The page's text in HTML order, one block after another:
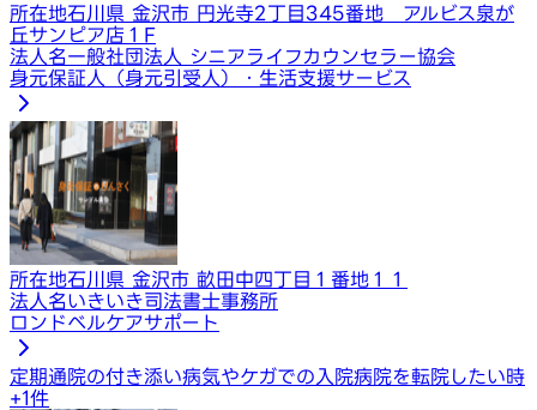
所在地石川県 金沢市 円光寺2丁目345番地 アルビス泉が
丘サンピア店１F
法人名一般社団法人 シニアライフカウンセラー協会
身元保証人（身元引受人）・生活支援サービス
所在地石川県 金沢市 畝田中四丁目１番地１１
法人名いきいき司法書士事務所
ロンドベルケアサポート
定期通院の付き添い病気やケガでの入院病院を転院したい時
+1件